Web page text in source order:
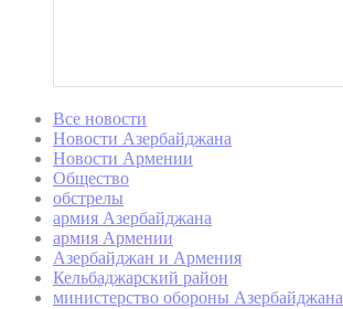
Все новости
Новости Азербайджана
Новости Армении
Общество
обстрелы
армия Азербайджана
армия Армении
Азербайджан и Армения
Кельбаджарский район
министерство обороны Азербайджана